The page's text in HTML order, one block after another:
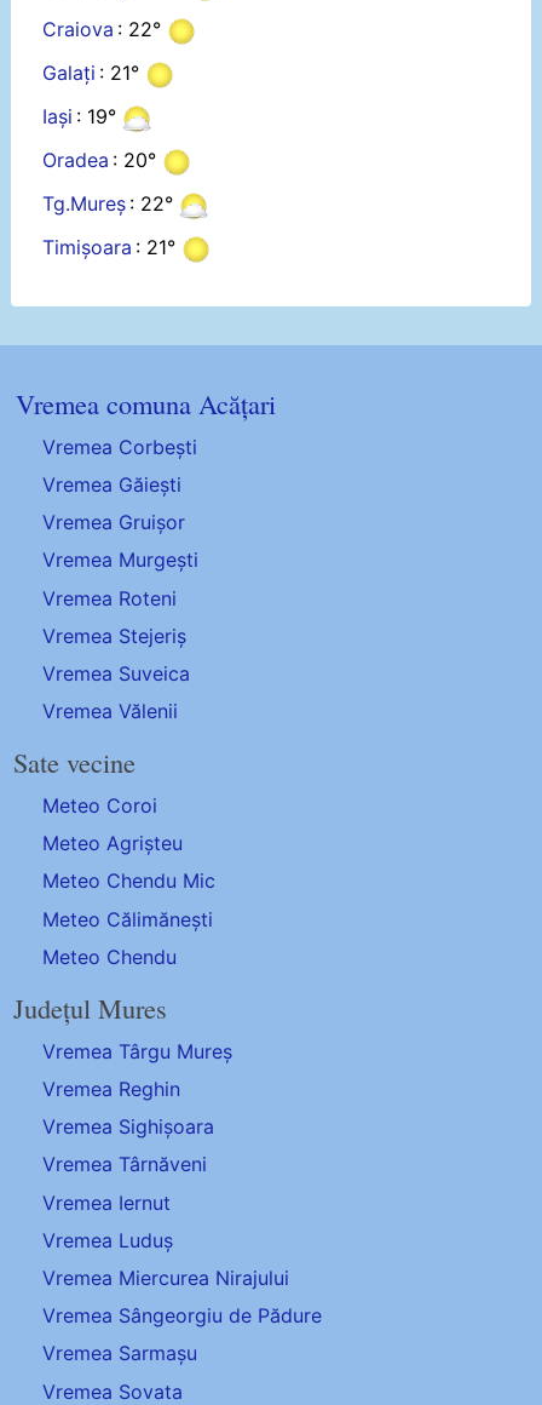
Craiova : 22°
Galați : 21°
Iași : 19°
Oradea : 20°
Tg.Mureș : 22°
Timișoara : 21°
Vremea comuna Acățari
Vremea Corbești
Vremea Găiești
Vremea Gruișor
Vremea Murgești
Vremea Roteni
Vremea Stejeriș
Vremea Suveica
Vremea Vălenii
Sate vecine
Meteo Coroi
Meteo Agrișteu
Meteo Chendu Mic
Meteo Călimănești
Meteo Chendu
Județul Mures
Vremea Târgu Mureș
Vremea Reghin
Vremea Sighișoara
Vremea Târnăveni
Vremea Iernut
Vremea Luduș
Vremea Miercurea Nirajului
Vremea Sângeorgiu de Pădure
Vremea Sarmașu
Vremea Sovata